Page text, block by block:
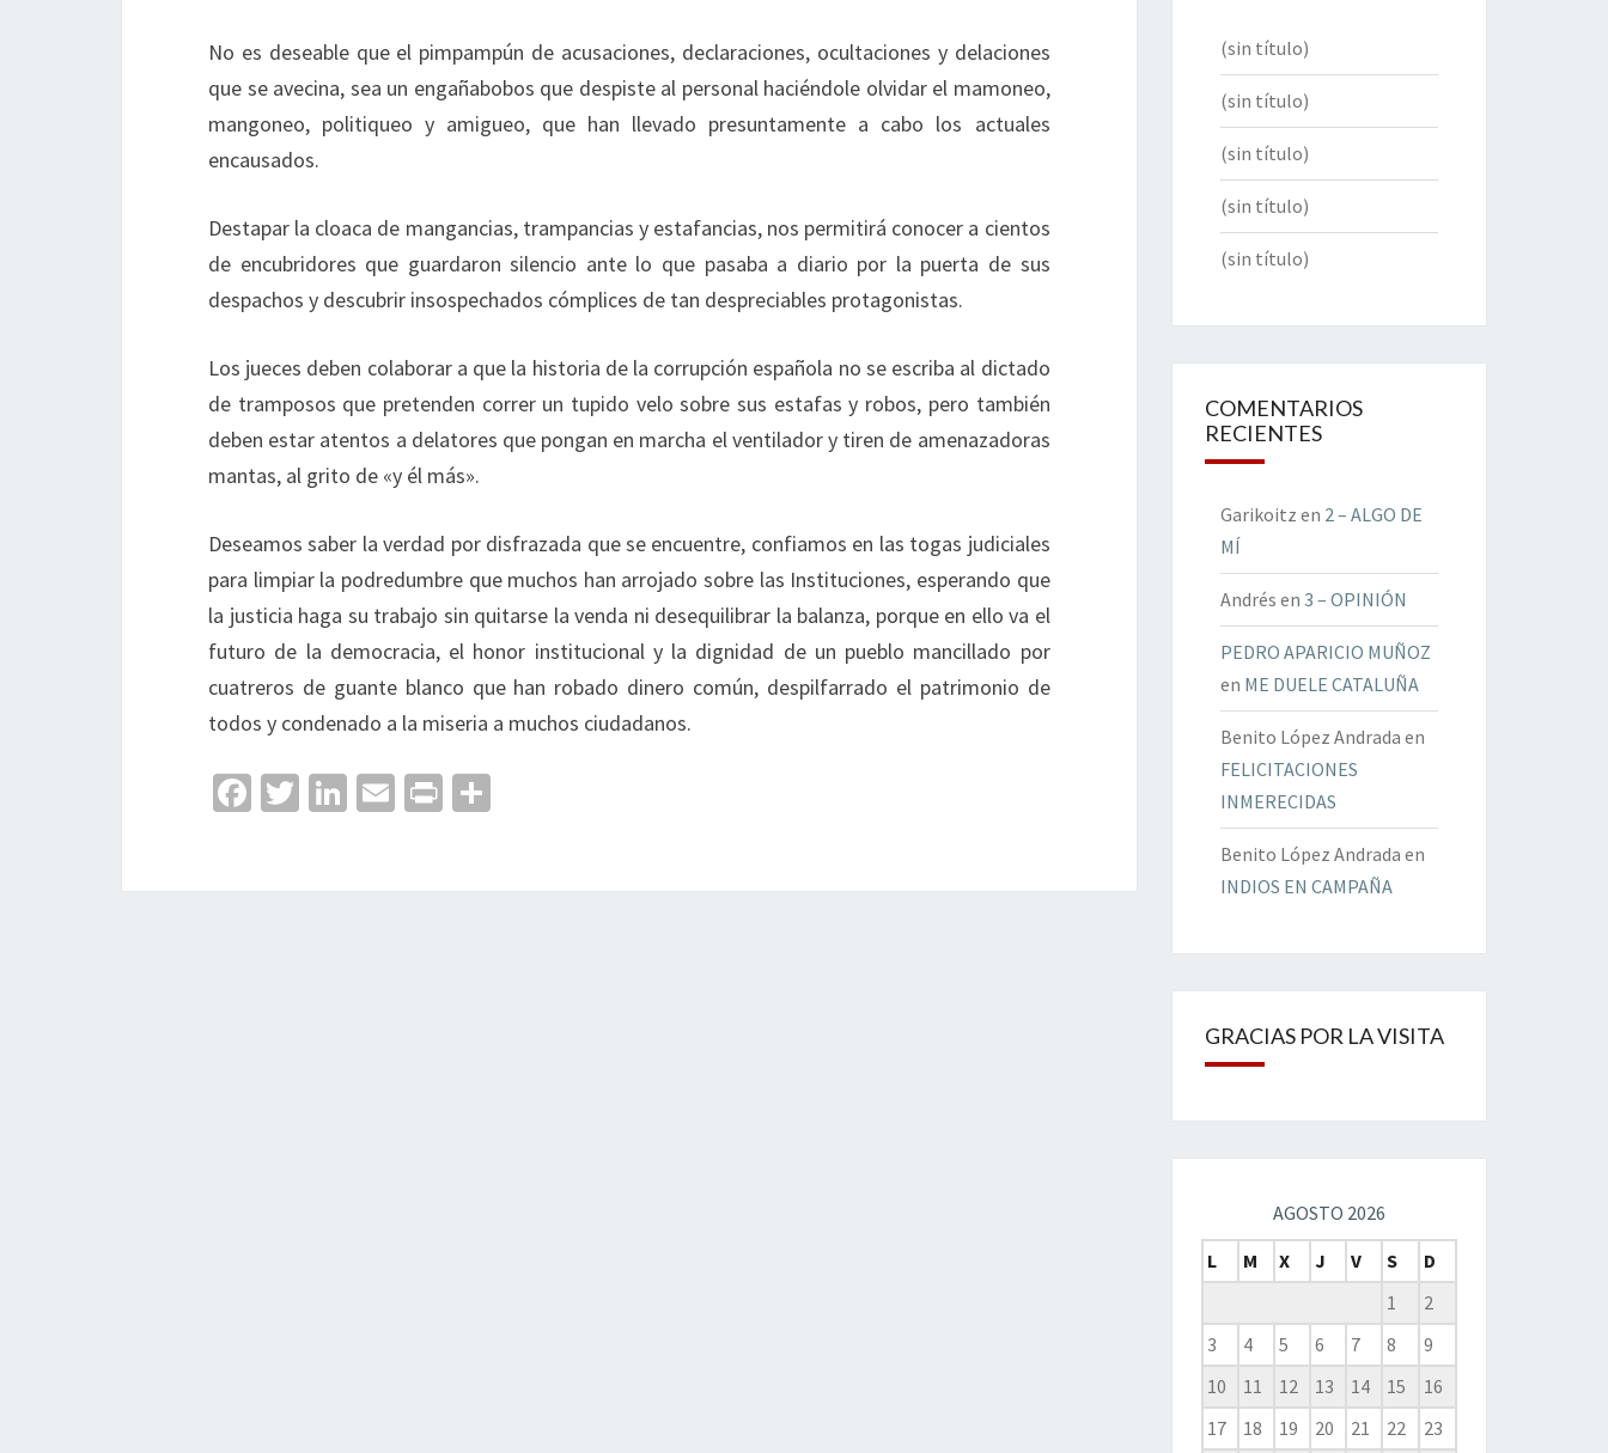
No es deseable que el pimpampún de acusaciones, declaraciones, ocultaciones y delaciones
que se avecina, sea un engañabobos que despiste al personal haciéndole olvidar el mamoneo,
mangoneo, politiqueo y amigueo, que han llevado presuntamente a cabo los actuales
encausados.
Destapar la cloaca de mangancias, trampancias y estafancias, nos permitirá conocer a cientos
de encubridores que guardaron silencio ante lo que pasaba a diario por la puerta de sus
despachos y descubrir insospechados cómplices de tan despreciables protagonistas.
Los jueces deben colaborar a que la historia de la corrupción española no se escriba al dictado
de tramposos que pretenden correr un tupido velo sobre sus estafas y robos, pero también
deben estar atentos a delatores que pongan en marcha el ventilador y tiren de amenazadoras
mantas, al grito de «y él más».
Deseamos saber la verdad por disfrazada que se encuentre, confiamos en las togas judiciales
para limpiar la podredumbre que muchos han arrojado sobre las Instituciones, esperando que
la justicia haga su trabajo sin quitarse la venda ni desequilibrar la balanza, porque en ello va el
futuro de la democracia, el honor institucional y la dignidad de un pueblo mancillado por
cuatreros de guante blanco que han robado dinero común, despilfarrado el patrimonio de
todos y condenado a la miseria a muchos ciudadanos.
Fa T
Li
E
Pr
(sin título)
(sin título)
(sin título)
(sin título)
(sin título)
COMENTARIOS
RECIENTES
Garikoitz en 2 – ALGO DE
MÍ
Andrés en 3 – OPINIÓN
PEDRO APARICIO MUÑOZ
en ME DUELE CATALUÑA
Benito López Andrada en
FELICITACIONES
INMERECIDAS
Benito López Andrada en
INDIOS EN CAMPAÑA
GRACIAS POR LA VISITA
AGOSTO 2026
L
M X J V S
D
1
2
3
4 5 6 7 8
9
10
11 12 13 14 15
16
17
18 19 20 21 22
23